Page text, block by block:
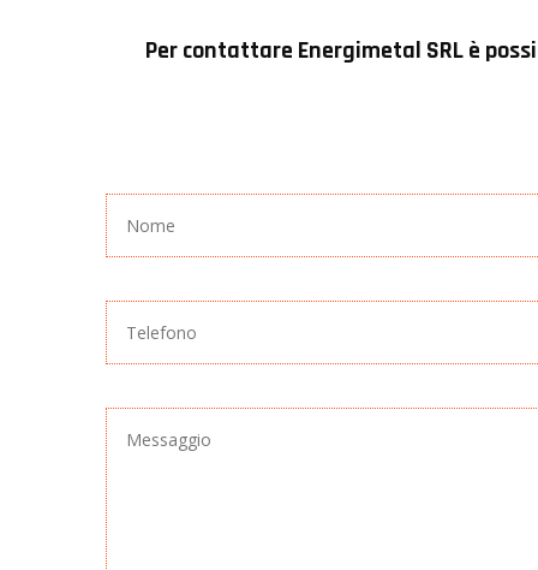
Per contattare Energimetal SRLè